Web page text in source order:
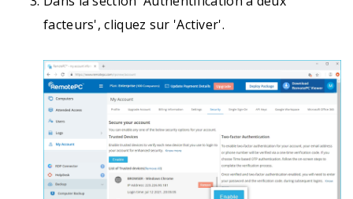
facteurs', cliquez sur 'Activer'.